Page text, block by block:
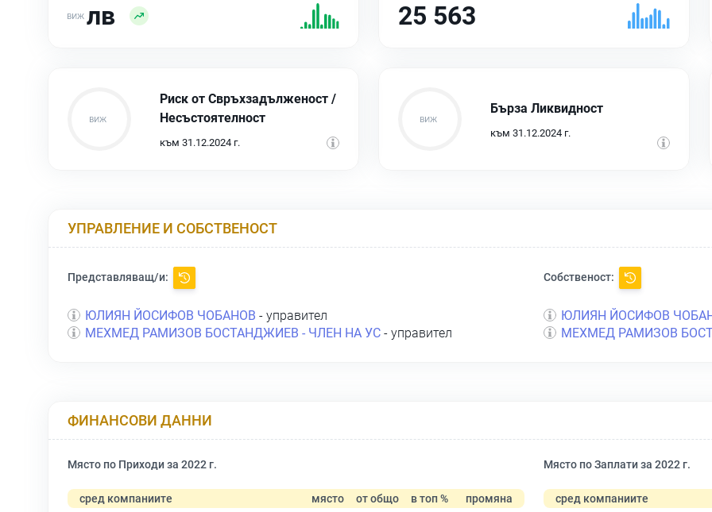
лв 25 563
Риск от Свръхзадълженост /
Несъстоятелност
към 31.12.2024 г.
Бърза Ликвидност
към 31.12.2024 г.
УПРАВЛЕНИЕ И СОБСТВЕНОСТ
Представляващ/и:
ЮЛИЯН ЙОСИФОВ ЧОБАНОВ - управител
МЕХМЕД РАМИЗОВ БОСТАНДЖИЕВ - ЧЛЕН НА УС - управител
Собственост:
ЮЛИЯН ЙОСИФОВ
МЕХМЕД РАМИЗОВ
ФИНАНСОВИ ДАННИ
Място по Приходи за 2022 г.
сред компаниите място от общо в топ %
промяна
Място по Заплати за 2022 г.
сред компаниите